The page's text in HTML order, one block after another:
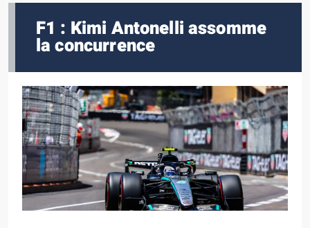
F1 : Kimi Antonelli assomme
la concurrence